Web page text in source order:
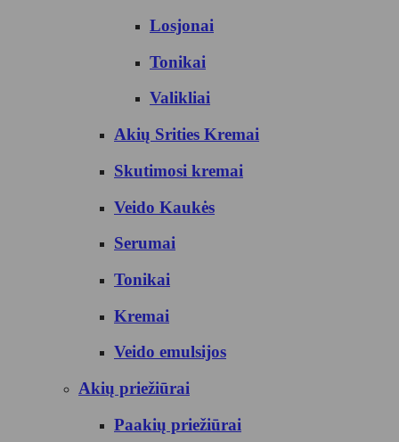
Losjonai
Tonikai
Valikliai
Akių Srities Kremai
Skutimosi kremai
Veido Kaukės
Serumai
Tonikai
Kremai
Veido emulsijos
Akių priežiūrai
Paakių priežiūrai